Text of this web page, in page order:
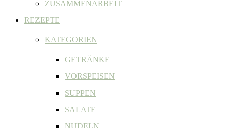
ZUSAMMENARBEIT
REZEPTE
KATEGORIEN
GETRÄNKE
VORSPEISEN
SUPPEN
SALATE
NUDELN